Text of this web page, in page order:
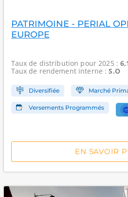
PATRIMOINE - PERIAL
EUROPE
Taux de distribution pour 2025 :
Taux de rendement interne :S.O
Diversifiée Marché
Versements Programmés
EN SAVOIR